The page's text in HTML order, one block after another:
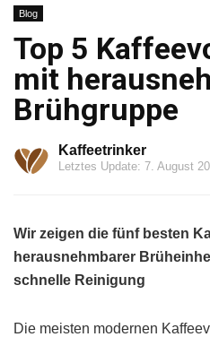
Blog
Top 5
mit
Brühgruppe
Kaffeetrinker
Letztes Update: 7. August
Wir zeigen die fünf besten
herausnehmbarer
schnelle Reinigung
Die meisten modernen